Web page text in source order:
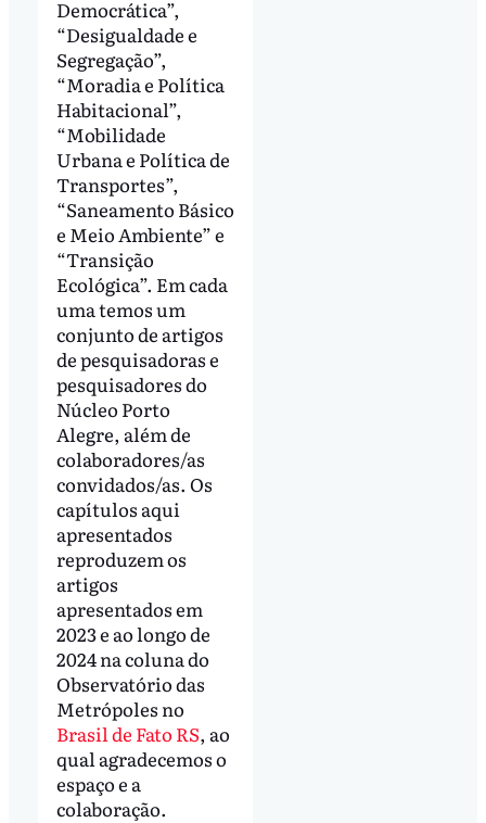
Democrática”,
“Desigualdade e
Segregação”,
“Moradia e Política
Habitacional”,
“Mobilidade
Urbana e Política de
Transportes”,
“Saneamento Básico
e Meio Ambiente” e
“Transição
Ecológica”. Em cada
uma temos um
conjunto de artigos
de pesquisadoras e
pesquisadores do
Núcleo Porto
Alegre, além de
colaboradores/as
convidados/as. Os
capítulos aqui
apresentados
reproduzem os
artigos
apresentados em
2023 e ao longo de
2024 na coluna do
Observatório das
Metrópoles no
Brasil de Fato RS, ao
qual agradecemos o
espaço e a
colaboração.